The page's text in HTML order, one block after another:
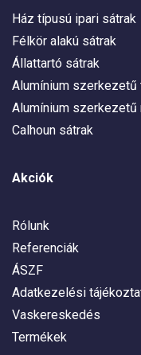
Ház típusú ipari sátrak
Félkör alakú sátrak
Állattartó sátrak
Alumínium szerkezetű
Alumínium szerkezetű
Calhoun sátrak
Akciók
Rólunk
Referenciák
ÁSZF
Adatkezelési
Vaskereskedés
Termékek